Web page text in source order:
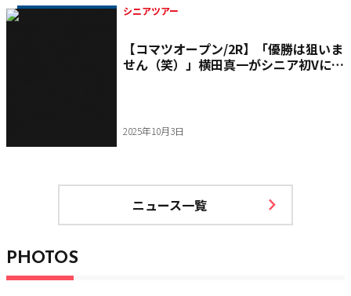
シニアツアー
【コマツオープン/2R】「優勝は狙いま
せん（笑）」横田真一がシニア初Vに向
2025年10月3日
ニュース一覧
PHOTOS